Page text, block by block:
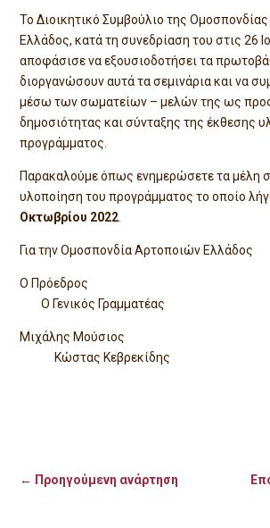
Το Διοικητικό Συμβούλιο της
Ελλάδος, κατά τη συνεδρίαση του στις 26
αποφάσισε να εξουσιοδοτήσει τα
διοργανώσουν αυτά τα σεμινάρια και να
μέσω των σωματείων – μελών της ως προς
δημοσιότητας και σύνταξης της έκθεσης
προγράμματος.
Παρακαλούμε όπως ενημερώσετε τα μέλη
υλοποίηση του προγράμματος το οποίο
Οκτωβρίου 2022
Για την Ομοσπονδία Αρτοποιών Ελλάδος
Ο
Ο Γενικός Γραμματέας
Μιχάλης
Κώστας Κεβρεκίδης
← Προηγούμενη ανάρτηση